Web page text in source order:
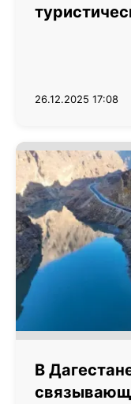
26.12.2025 17:08
В